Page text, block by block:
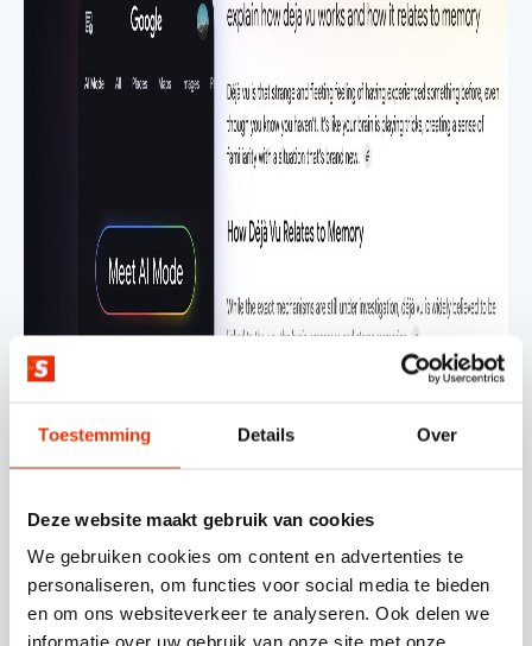
Toestemming Details Over
Deze website maakt gebruik van cookies
We gebruiken cookies om content en advertenties te
personaliseren, om functies voor social media te bieden
en om ons websiteverkeer te analyseren. Ook delen we
informatie over uw gebruik van onze site met onze
Voorbereiden op de AI-